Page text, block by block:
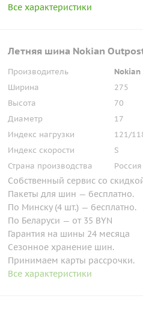
Все характеристики
Летняя шина Nokian
Производитель
Nokian
Ширина
275
Высота
70
Диаметр
17
Индекс нагрузки
121/
Индекс скорости
S
Страна производства
Россия
Собственный сервис со
Пакеты для шин — бесплатно.
По Минску (4 шт.) — бесплатно.
По Беларуси — от 35 BYN
Гарантия на шины 24 месяца
Сезонное хранение шин.
Принимаем карты рассрочки.
Все характеристики